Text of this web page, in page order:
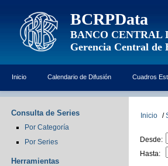
BCRPData
BANCO CENTRAL
Gerencia Central de
Inicio Calendario de Difusión Cuadros
Consulta de Series
Por Categoría
Por Series
Herramientas
Inicio /
Desde:
Hasta: